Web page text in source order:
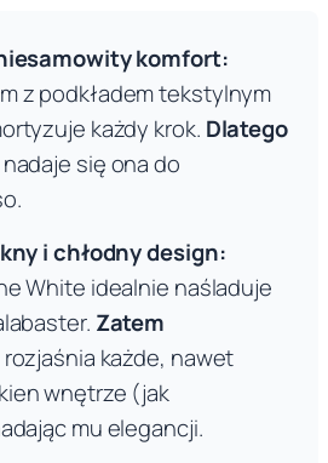
komfort:
z podkładem tekstylnym
każdy krok. Dlatego
się ona do
i chłodny design:
White idealnie naśladuje
Zatem
każde, nawet
wnętrze (jak
mu elegancji.